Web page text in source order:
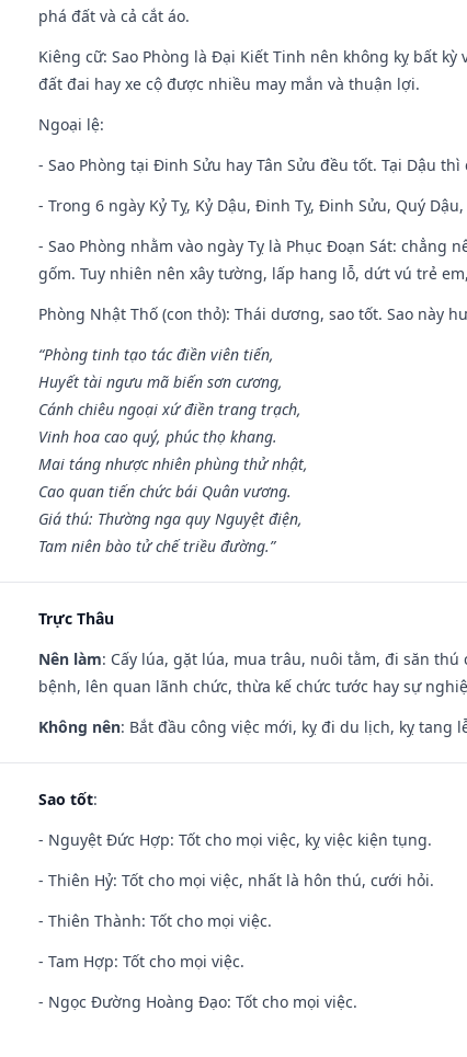
phá đất và cả cắt áo.
Kiêng cữ: Sao Phòng là Đại Kiết Tinh nên không kỵ bất
đất đai hay xe cộ được nhiều may mắn và thuận lợi.
Ngoại lệ:
- Sao Phòng tại Đinh Sửu hay Tân Sửu đều tốt. Tại Dậu
- Trong 6 ngày Kỷ Tỵ, Kỷ Dậu, Đinh Tỵ, Đinh Sửu, Quý
- Sao Phòng nhằm vào ngày Tỵ là Phục Đoạn Sát:
gốm. Tuy nhiên nên xây tường, lấp hang lỗ, dứt vú trẻ
Phòng Nhật Thố (con thỏ): Thái dương, sao tốt. Sao này
“Phòng tinh tạo tác điền viên tiến,
Huyết tài ngưu mã biến sơn cương,
Cánh chiêu ngoại xứ điền trang trạch,
Vinh hoa cao quý, phúc thọ khang.
Mai táng nhược nhiên phùng thử nhật,
Cao quan tiến chức bái Quân vương.
Giá thú: Thường nga quy Nguyệt điện,
Tam niên bào tử chế triều đường.”
Trực Thâu
Nên làm: Cấy lúa, gặt lúa, mua trâu, nuôi tằm, đi săn
bệnh, lên quan lãnh chức, thừa kế chức tước hay sự
Không nên: Bắt đầu công việc mới, kỵ đi du lịch, kỵ tang
Sao tốt:
- Nguyệt Đức Hợp: Tốt cho mọi việc, kỵ việc kiện tụng.
- Thiên Hỷ: Tốt cho mọi việc, nhất là hôn thú, cưới hỏi.
- Thiên Thành: Tốt cho mọi việc.
- Tam Hợp: Tốt cho mọi việc.
- Ngọc Đường Hoàng Đạo: Tốt cho mọi việc.